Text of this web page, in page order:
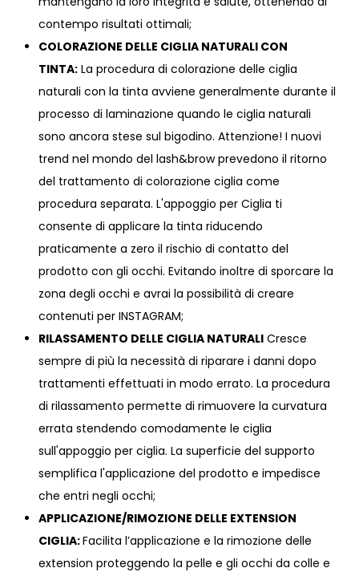
contempo risultati ottimali;
COLORAZIONE DELLE CIGLIA NATURALI CON
TINTA: La procedura di colorazione delle ciglia
naturali con la tinta avviene generalmente durante il
processo di laminazione quando le ciglia naturali
sono ancora stese sul bigodino. Attenzione! I nuovi
trend nel mondo del lash&brow prevedono il ritorno
del trattamento di colorazione ciglia come
procedura separata. L'appoggio per Ciglia ti
consente di applicare la tinta riducendo
praticamente a zero il rischio di contatto del
prodotto con gli occhi. Evitando inoltre di sporcare la
zona degli occhi e avrai la possibilità di creare
contenuti per INSTAGRAM;
RILASSAMENTO DELLE CIGLIA NATURALI Cresce
sempre di più la necessità di riparare i danni dopo
trattamenti effettuati in modo errato. La procedura
di rilassamento permette di rimuovere la curvatura
errata stendendo comodamente le ciglia
sull'appoggio per ciglia. La superficie del supporto
semplifica l'applicazione del prodotto e impedisce
che entri negli occhi;
APPLICAZIONE/RIMOZIONE DELLE EXTENSION
CIGLIA:Facilita l’applicazione e la rimozione delle
extension proteggendo la pelle e gli occhi da colle e